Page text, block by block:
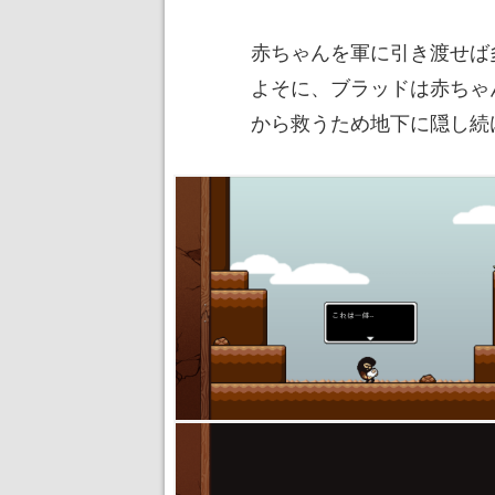
赤ちゃんを軍に引き渡せ
よそに、ブラッドは赤ち
から救うため地下に隠し